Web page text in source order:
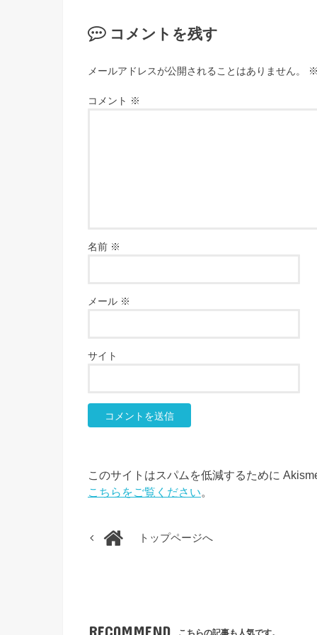
コメントを残す
メールアドレスが公開されることはありません。
コメント ※
名前 ※
メール ※
サイト
このサイトはスパムを低減するために
こちらをご覧ください。
トップページへ
RECOMMEND こちらの記事も人気です。